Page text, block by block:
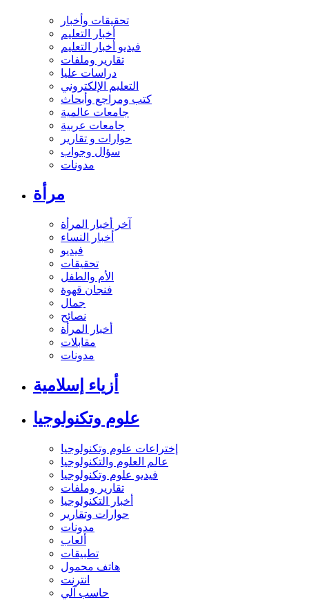
تحقيقات وأخبار
أخبار التعليم
فيديو أخبار التعليم
تقارير وملفات
دراسات عليا
التعليم الإلكتروني
كتب ومراجع وأبحاث
جامعات عالمية
جامعات عربية
حوارات و تقارير
سؤال وجواب
مدونات
مرأة
آخر أخبار المرأة
أخبار النساء
فيديو
تحقيقات
الأم والطفل
فنجان قهوة
جمال
نصائح
أخبار المرأة
مقابلات
مدونات
أزياء إسلامية
علوم وتكنولوجيا
إختراعات علوم وتكنولوجيا
عالم العلوم والتكنولوجيا
فيديو علوم وتكنولوجيا
تقارير وملفات
أخبار التكنولوجيا
حوارات وتقارير
مدونات
ألعاب
تطبيقات
هاتف محمول
انترنت
حاسب آلي